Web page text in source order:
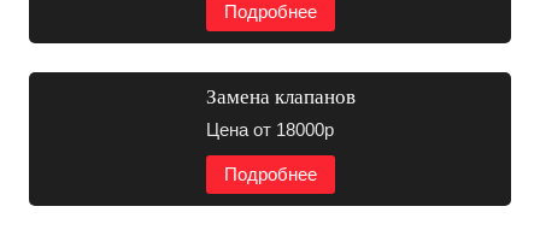
Подробнее
Замена клапанов
Цена от 18000р
Подробнее